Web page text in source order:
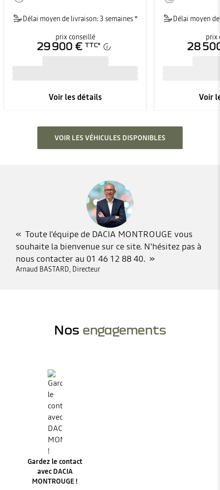
Délai moyen de livraison: 3 semaines *
prix conseillé
29 900 € TTC*
Voir les détails
Délai moyen
prix
28
Voir
VOIR LES VÉHICULES DISPONIBLES
Toute l'équipe de DACIA MONTROUGE vous
souhaite la bienvenue sur ce site. N'hésitez pas à
nous contacter au 01 46 12 88 40.
Arnaud BASTARD, Directeur
Nos engagements
Gardez le contact
avec DACIA
MONTROUGE !